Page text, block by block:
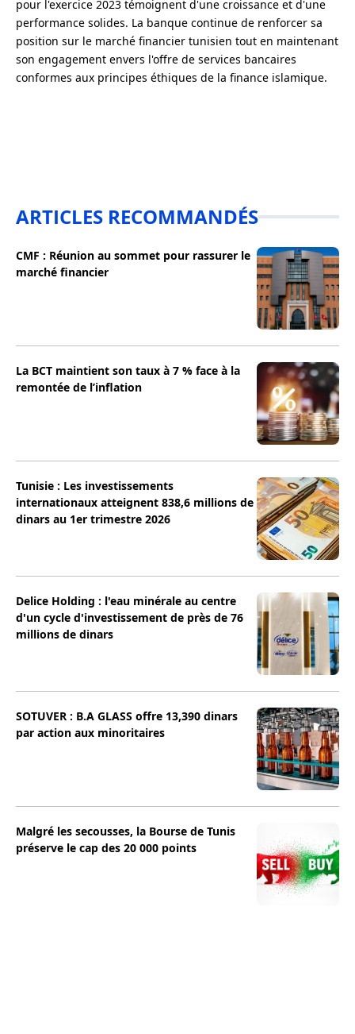
pour l'exercice 2023 témoignent d'une croissance et d'une
performance solides. La banque continue de renforcer sa
position sur le marché financier tunisien tout en maintenant
son engagement envers l'offre de services bancaires
conformes aux principes éthiques de la finance islamique.
ARTICLES RECOMMANDÉS
CMF : Réunion au sommet pour rassurer le
marché financier
La BCT maintient son taux à 7 % face à la
remontée de l’inflation
Tunisie : Les investissements
internationaux atteignent 838,6 millions de
dinars au 1er trimestre 2026
Delice Holding : l'eau minérale au centre
d'un cycle d'investissement de près de 76
millions de dinars
SOTUVER : B.A GLASS offre 13,390 dinars
par action aux minoritaires
Malgré les secousses, la Bourse de Tunis
préserve le cap des 20 000 points